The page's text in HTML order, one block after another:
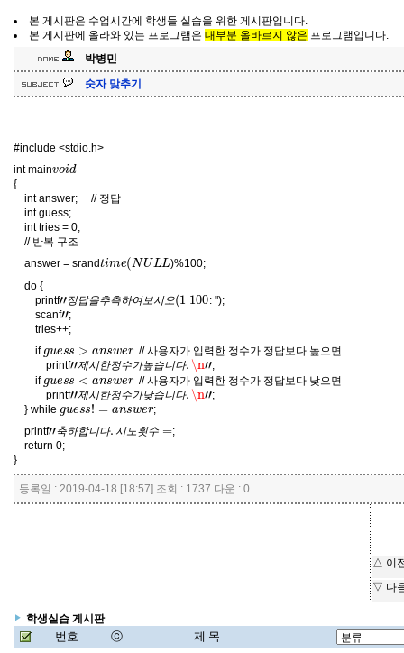
본 게시판은 수업시간에 학생들 실습을 위한 게시판입니다.
본 게시판에 올라와 있는 프로그램은 대부분 올바르지 않은 프로그램입니다.
박병민
숫자 맞추기
#include <stdio.h>
int main
i d
{
int answer; // 정답
int guess;
int tries = 0;
// 반복 구조
answer = srand tm (NULL
)%100;
do {
printf
정 답 을 추 측 하 여 보 시 오
" 정답 을 추 측하 여 보 시오
( 1 100
: ");
scanf" ;
tries++;
if
// 사용자가 입력한 정수가 정답보다 높으면
printf" 제시한정수 가높습니
다.\n"
;
if guess<a nswe r
// 사용자가 입력한 정수가 정답보다 낮으면
printf" 제시한정수 가낮습니
다.\n"
;
} while guess!=ans wer
;
printf"축하합니다 시도횟
=
;
return 0;
}
등록일 : 2019-04-18 [18:57] 조회 : 1737 다운 : 0
△ 이
▽ 다
학생실습 게시판
번호 ⓒ 제 목